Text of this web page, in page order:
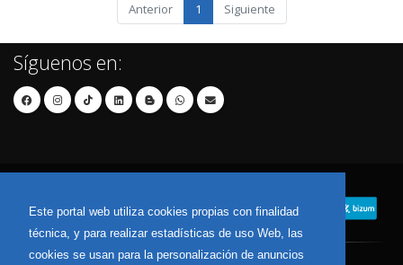
Este portal web utiliza cookies propias con finalidad
técnica, y para realizar estadísticas de uso Web, las
cookies se usan para la personalización de anuncios
Anterior 1 Siguiente
Síguenos en: